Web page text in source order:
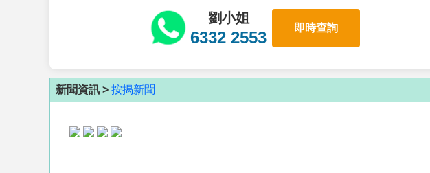
劉小姐
6332 2553
即時查詢
新聞資訊 > 按揭新聞